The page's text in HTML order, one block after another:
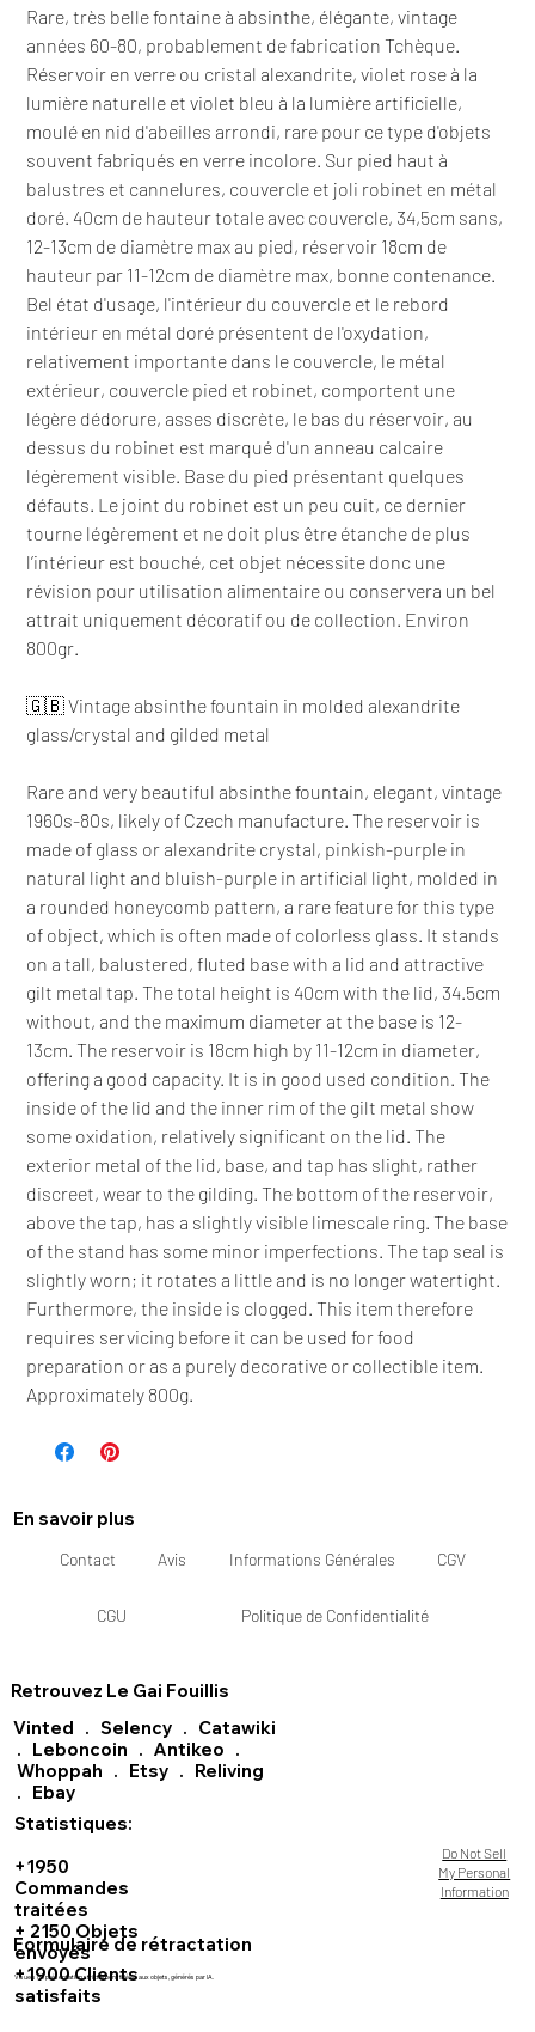
Rare, très belle fontaine à absinthe, élégante, vintage
années 60-80, probablement de fabrication Tchèque.
Réservoir en verre ou cristal alexandrite, violet rose à la
lumière naturelle et violet bleu à la lumière artificielle,
moulé en nid d'abeilles arrondi, rare pour ce type d'objets
souvent fabriqués en verre incolore. Sur pied haut à
balustres et cannelures, couvercle et joli robinet en métal
doré. 40cm de hauteur totale avec couvercle, 34,5cm sans,
12-13cm de diamètre max au pied, réservoir 18cm de
hauteur par 11-12cm de diamètre max, bonne contenance.
Bel état d'usage, l'intérieur du couvercle et le rebord
intérieur en métal doré présentent de l'oxydation,
relativement importante dans le couvercle, le métal
extérieur, couvercle pied et robinet, comportent une
légère dédorure, asses discrète, le bas du réservoir, au
dessus du robinet est marqué d'un anneau calcaire
légèrement visible. Base du pied présentant quelques
défauts. Le joint du robinet est un peu cuit, ce dernier
tourne légèrement et ne doit plus être étanche de plus
l’intérieur est bouché, cet objet nécessite donc une
révision pour utilisation alimentaire ou conservera un bel
attrait uniquement décoratif ou de collection. Environ
800gr.
🇬🇧 Vintage absinthe fountain in molded alexandrite
glass/crystal and gilded metal
Rare and very beautiful absinthe fountain, elegant, vintage
1960s-80s, likely of Czech manufacture. The reservoir is
made of glass or alexandrite crystal, pinkish-purple in
natural light and bluish-purple in artificial light, molded in
a rounded honeycomb pattern, a rare feature for this type
of object, which is often made of colorless glass. It stands
on a tall, balustered, fluted base with a lid and attractive
gilt metal tap. The total height is 40cm with the lid, 34.5cm
without, and the maximum diameter at the base is 12-
13cm. The reservoir is 18cm high by 11-12cm in diameter,
offering a good capacity. It is in good used condition. The
inside of the lid and the inner rim of the gilt metal show
some oxidation, relatively significant on the lid. The
exterior metal of the lid, base, and tap has slight, rather
discreet, wear to the gilding. The bottom of the reservoir,
above the tap, has a slightly visible limescale ring. The base
of the stand has some minor imperfections. The tap seal is
slightly worn; it rotates a little and is no longer watertight.
Furthermore, the inside is clogged. This item therefore
requires servicing before it can be used for food
preparation or as a purely decorative or collectible item.
Approximately 800g.
Contact Avis Informations Générales CGV
CGU Politique de Confidentialité
En savoir plus
Retrouvez Le Gai Fouillis
Vinted . Selency. Catawiki
. Leboncoin . Antikeo .
Whoppah . Etsy. Reliving
. Ebay
Formulaire de rétractation
Visuels de présentation strictement fidèles aux objets, générés par IA.
Statistiques:
+1950
Commandes
traitées
+ 2150 Objets
envoyés
+1900 Clients
satisfaits
Do Not Sell
My Personal
Information